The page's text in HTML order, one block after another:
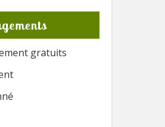
gratuits